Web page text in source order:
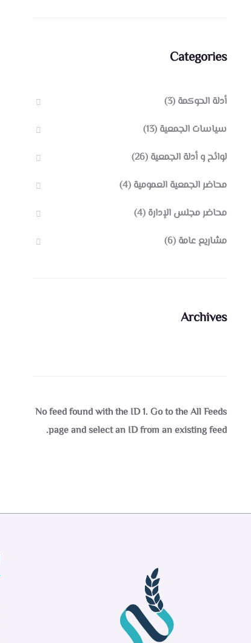
Categories
أدلة الحوكمة (3)
سياسات الجمعية (13)
لوائح و أدلة الجمعية (26)
محاضر الجمعية العمومية (4)
محاضر مجلس الإدارة (4)
مشاريع عامة (6)
Archives
No feed found with the ID 1. Go to theAll Feeds
pageand select an ID from an existing feed.